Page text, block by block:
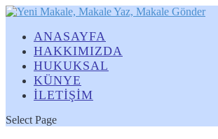
ANASAYFA
HAKKIMIZDA
HUKUKSAL
KÜNYE
İLETİŞİM
Select Page